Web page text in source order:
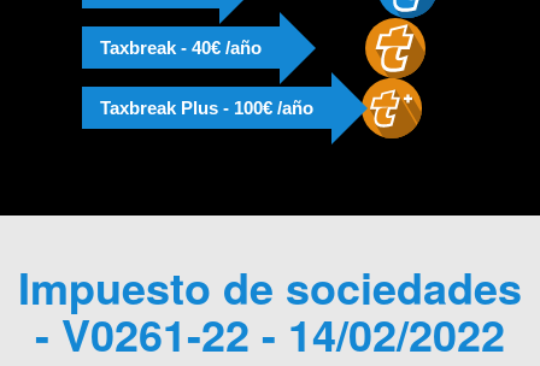
Taxbreak - 40€ /año
Taxbreak Plus - 100€ /año
Impuesto de sociedades
- V0261-22 - 14/02/2022